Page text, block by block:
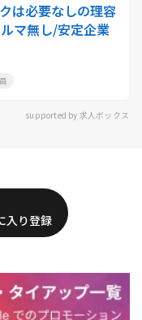
は必要なしの理容
マ無し/安定企業
supported by 求人ボックス
入り登録